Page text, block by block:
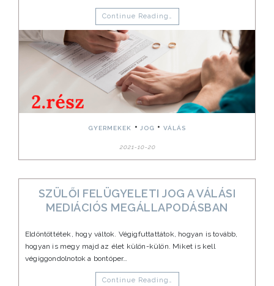
Continue Reading…
GYERMEKEK • JOG • VÁLÁS
2021-10-20
SZÜLŐI FELÜGYELETI JOG A VÁLÁSI
MEDIÁCIÓS MEGÁLLAPODÁSBAN
Eldöntöttétek, hogy váltok. Végigfuttattátok, hogyan is tovább,
hogyan is megy majd az élet külön-külön. Miket is kell
végiggondolnotok a bontóper…
Continue Reading…